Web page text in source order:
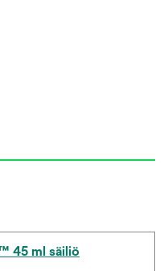
45 ml säiliö